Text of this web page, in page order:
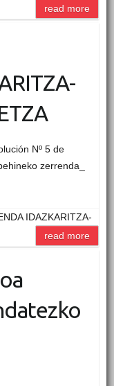
read more
Nº 5 de
zerrenda_
IDAZKARITZA-
read more